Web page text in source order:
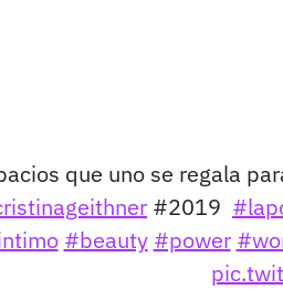
que uno se regala
#2019
#beauty #power